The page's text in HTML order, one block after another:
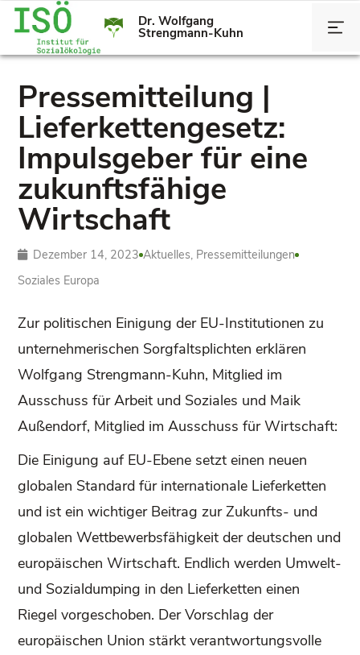
Dr. Wolfgang
Strengmann-Kuhn
Pressemitteilung |
Lieferkettengesetz:
Impulsgeber für eine
zukunftsfähige
Wirtschaft
Dezember 14, 2023 Aktuelles, Pressemitteilungen
Soziales Europa
Zur politischen Einigung der EU-Institutionen zu
unternehmerischen Sorgfaltsplichten erklären
Wolfgang Strengmann-Kuhn, Mitglied im
Ausschuss für Arbeit und Soziales und Maik
Außendorf, Mitglied im Ausschuss für Wirtschaft:
Die Einigung auf EU-Ebene setzt einen neuen
globalen Standard für internationale Lieferketten
und ist ein wichtiger Beitrag zur Zukunfts- und
globalen Wettbewerbsfähigkeit der deutschen und
europäischen Wirtschaft. Endlich werden Umwelt-
und Sozialdumping in den Lieferketten einen
Riegel vorgeschoben. Der Vorschlag der
europäischen Union stärkt verantwortungsvolle